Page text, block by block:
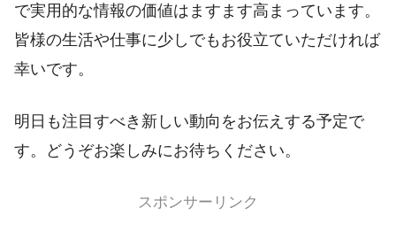
で実用的な情報の価値はますます高まっています。
皆様の生活や仕事に少しでもお役立ていただければ
幸いです。
明日も注目すべき新しい動向をお伝えする予定で
す。どうぞお楽しみにお待ちください。
スポンサーリンク